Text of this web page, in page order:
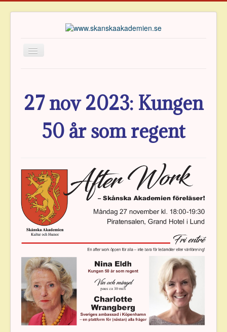
Om Akademien
Ledamöter
Verksamhet
Arkiv
Vänföreningen
Kontakt
27 nov 2023: Kungen
50 år som regent